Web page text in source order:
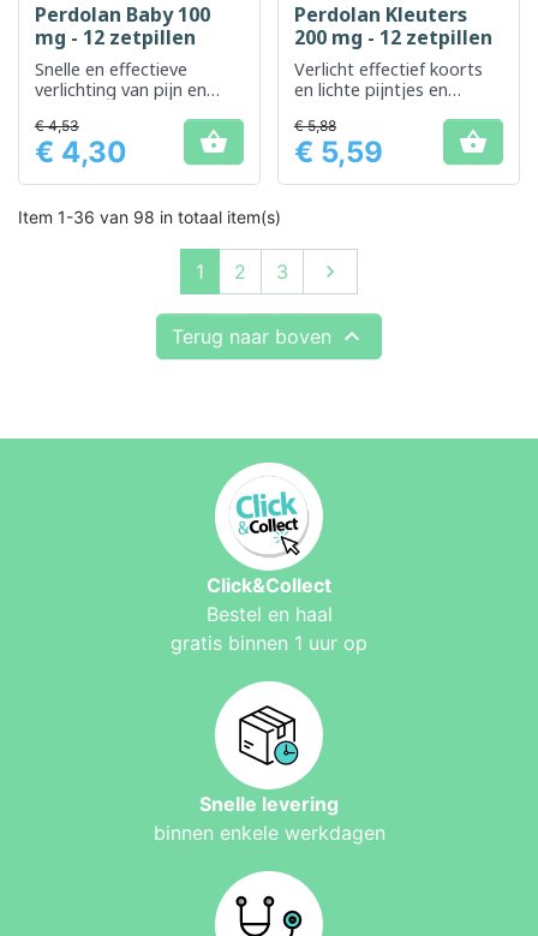
Perdolan Baby 100
mg - 12 zetpillen
Snelle en effectieve
verlichting van pijn en
Prijs
€ 4,53
€ 4,30 
Perdolan Kleuters
200 mg - 12 zetpillen
Verlicht effectief koorts
en lichte pijntjes en
Prijs
€ 5,88
€ 5,59 
Item 1-36 van 98 in totaal item(s)
1 2 3 Volgende

Terug naar boven 
Click&Collect
Bestel en haal
gratis binnen 1 uur op
Snelle levering
binnen enkele werkdagen